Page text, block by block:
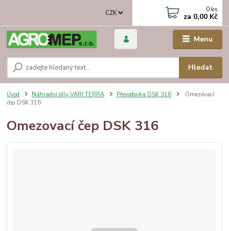
Menu
CZK
Hledat
0 ks
za 0,00 Kč
Úvod Náhradní díly VARI TERRA Převodovka DSK 316
Omezovací
čep DSK 316
Omezovací čep DSK 316